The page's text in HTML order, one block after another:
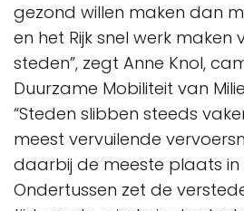
gezond willen maken dan
en het Rijk snel werk maken
steden”, zegt Anne Knol,
Duurzame Mobiliteit van
“Steden slibben steeds
meest vervuilende
daarbij de meeste plaats in
Ondertussen zet de